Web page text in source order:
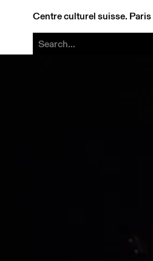
Centre culturel suisse. Paris